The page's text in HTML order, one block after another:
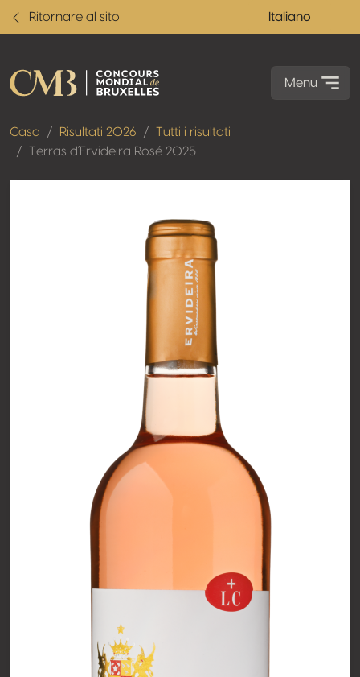
Ritornare al sito Italiano
Menu
Casa Risultati 2026
Tutti i risultati
Terras d´Ervideira Rosé 2025